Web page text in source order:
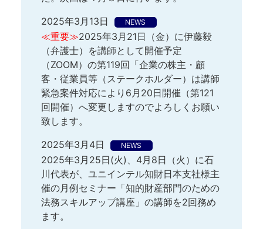
2025年3月13日
NEWS
≪重要≫2025年3月21日（金）に伊藤毅
（弁護士）を講師として開催予定
（ZOOM）の第119回「企業の株主・顧
客・従業員等（ステークホルダー）は講師
緊急案件対応により6月20日開催（第121
回開催）へ変更しますのでよろしくお願い
致します。
2025年3月4日
NEWS
2025年3月25日(火)、4月8日（火）に石
川代表が、ユニインテル知財日本支社様主
催の月例セミナー「知的財産部門のための
法務スキルアップ講座」の講師を2回務め
ます。